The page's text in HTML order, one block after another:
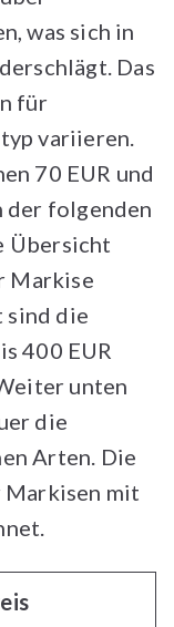
was sich in
Das
für
variieren.
70 EUR und
der folgenden
Übersicht
Markise
die
400 EUR
unten
die
Arten. Die
Markisen mit